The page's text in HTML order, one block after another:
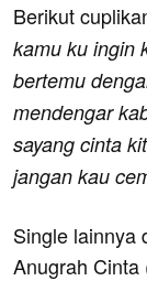
Berikut
kamu ku ingin
bertemu
mendengar
sayang cinta
jangan kau
Single lainnya
Anugrah Cinta